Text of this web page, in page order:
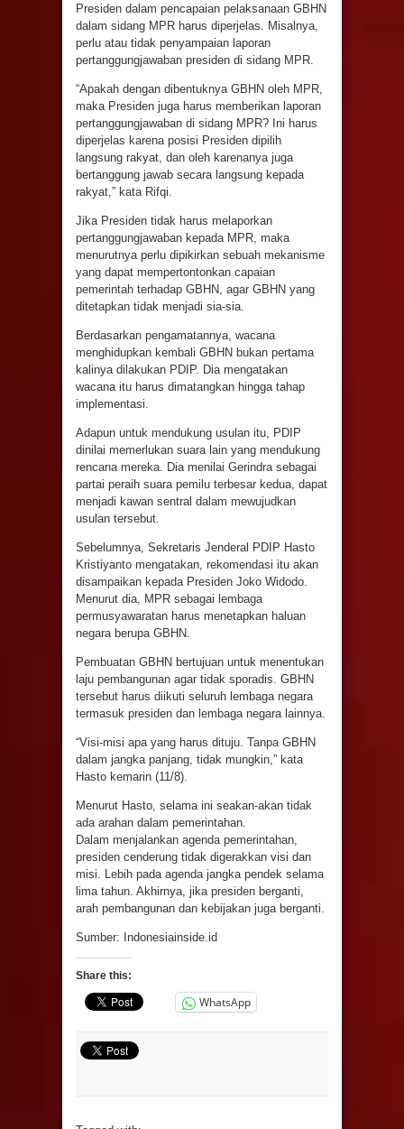
Presiden dalam pencapaian pelaksanaan GBHN
dalam sidang MPR harus diperjelas. Misalnya,
perlu atau tidak penyampaian laporan
pertanggungjawaban presiden di sidang MPR.
“Apakah dengan dibentuknya GBHN oleh MPR,
maka Presiden juga harus memberikan laporan
pertanggungjawaban di sidang MPR? Ini harus
diperjelas karena posisi Presiden dipilih
langsung rakyat, dan oleh karenanya juga
bertanggung jawab secara langsung kepada
rakyat,” kata Rifqi.
Jika Presiden tidak harus melaporkan
pertanggungjawaban kepada MPR, maka
menurutnya perlu dipikirkan sebuah mekanisme
yang dapat mempertontonkan capaian
pemerintah terhadap GBHN, agar GBHN yang
ditetapkan tidak menjadi sia-sia.
Berdasarkan pengamatannya, wacana
menghidupkan kembali GBHN bukan pertama
kalinya dilakukan PDIP. Dia mengatakan
wacana itu harus dimatangkan hingga tahap
implementasi.
Adapun untuk mendukung usulan itu, PDIP
dinilai memerlukan suara lain yang mendukung
rencana mereka. Dia menilai Gerindra sebagai
partai peraih suara pemilu terbesar kedua, dapat
menjadi kawan sentral dalam mewujudkan
usulan tersebut.
Sebelumnya, Sekretaris Jenderal PDIP Hasto
Kristiyanto mengatakan, rekomendasi itu akan
disampaikan kepada Presiden Joko Widodo.
Menurut dia, MPR sebagai lembaga
permusyawaratan harus menetapkan haluan
negara berupa GBHN.
Pembuatan GBHN bertujuan untuk menentukan
laju pembangunan agar tidak sporadis. GBHN
tersebut harus diikuti seluruh lembaga negara
termasuk presiden dan lembaga negara lainnya.
“Visi-misi apa yang harus dituju. Tanpa GBHN
dalam jangka panjang, tidak mungkin,” kata
Hasto kemarin (11/8).
Menurut Hasto, selama ini seakan-akan tidak
ada arahan dalam pemerintahan.
Dalam menjalankan agenda pemerintahan,
presiden cenderung tidak digerakkan visi dan
misi. Lebih pada agenda jangka pendek selama
lima tahun. Akhirnya, jika presiden berganti,
arah pembangunan dan kebijakan juga berganti.
Sumber: Indonesiainside.id
Share this:
WhatsApp